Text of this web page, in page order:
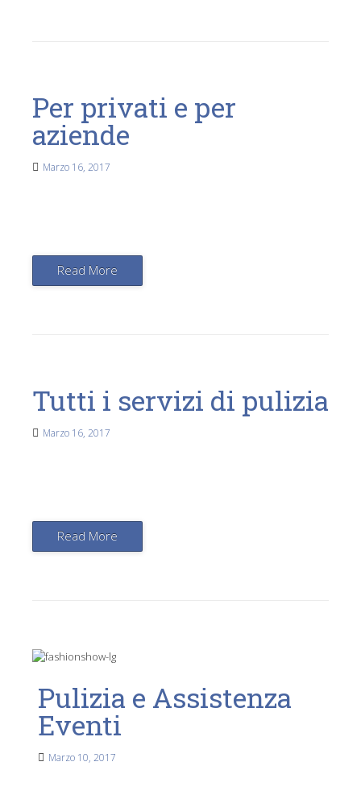
Per privati e per
aziende
Marzo 16, 2017
Read More
Tutti i servizi di pulizia
Marzo 16, 2017
Read More
Pulizia e Assistenza
Eventi
Marzo 10, 2017